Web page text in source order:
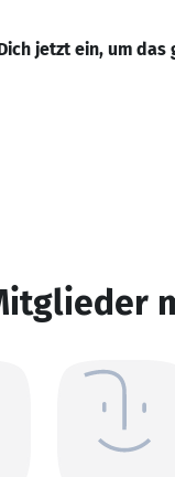
jetzt ein, um das